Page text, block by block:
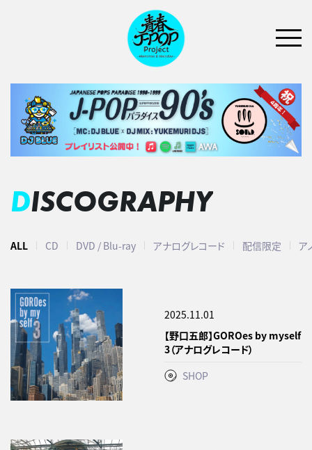
DISCOGRAPHY
ALL CD DVD / Blu-ray アナログレコード 配信限定 ア
2025.11.01
【野口五郎】GOROes by myself
3（アナログレコード）
SHOP